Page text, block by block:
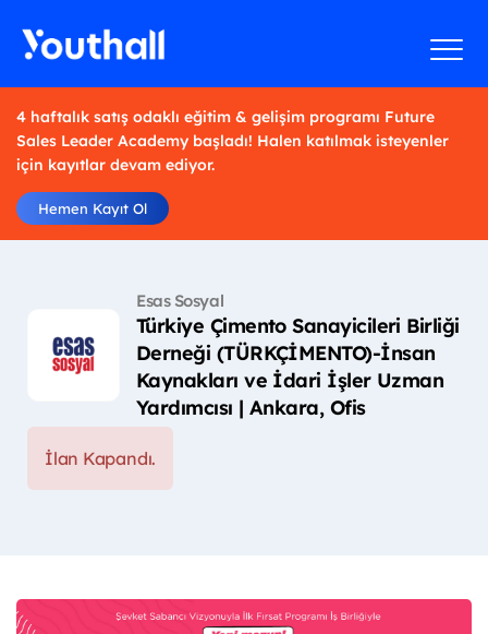
4 haftalık satış odaklı eğitim & gelişim programı Future
Sales Leader Academy başladı! Halen katılmak isteyenler
için kayıtlar devam ediyor.
Hemen Kayıt Ol
Esas Sosyal
Türkiye Çimento Sanayicileri Birliği
Derneği (TÜRKÇİMENTO)-İnsan
Kaynakları ve İdari İşler Uzman
Yardımcısı | Ankara, Ofis
İlan Kapandı.